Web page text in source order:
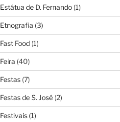
Estátua de D. Fernando(1)
Etnografia (3)
Fast Food(1)
Feira (40)
Festas(7)
Festas de S. José(2)
Festivais(1)